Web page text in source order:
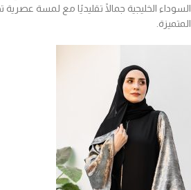
السوداء الخليجية جمالًا تقليديًا مع لمسة
المتميزة.